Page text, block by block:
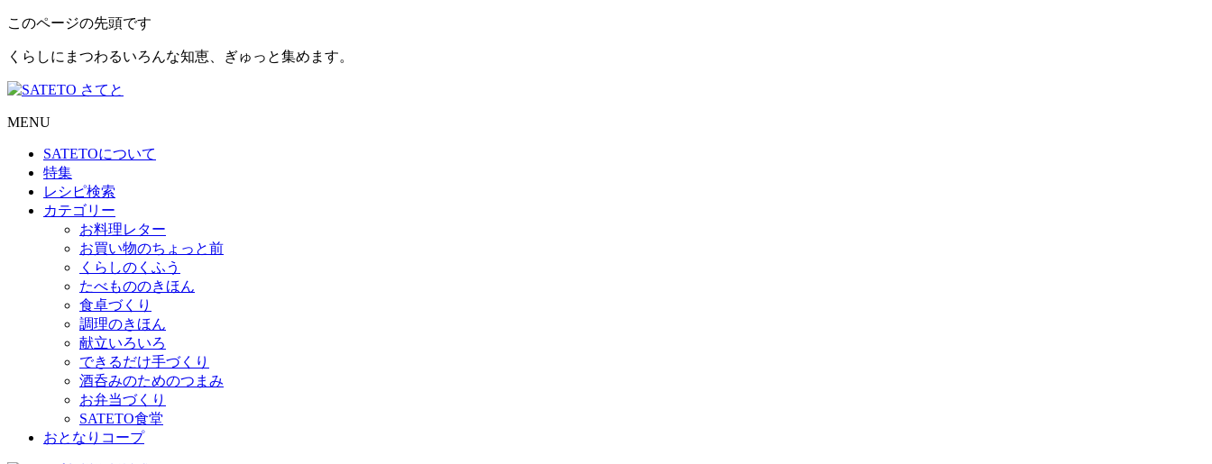
このページの先頭です
くらしにまつわるいろんな知恵、ぎゅっと集めます。
MENU
SATETOについて
特集
レシピ検索
カテゴリー
お料理レター
お買い物のちょっと前
くらしのくふう
たべもののきほん
食卓づくり
調理のきほん
献立いろいろ
できるだけ手づくり
酒呑みのためのつまみ
お弁当づくり
SATETO食堂
おとなりコープ